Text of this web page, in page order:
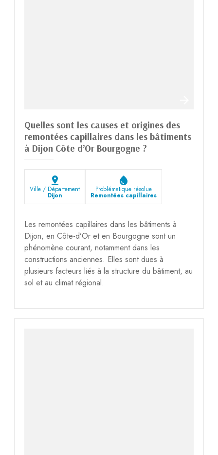
Quelles sont les causes et origines des
remontées capillaires dans les bâtiments
à Dijon Côte d’Or Bourgogne ?
pin_drop
Ville / Département
Dijon
water_drop
Problématique résolue
Remontées capillaires
Les remontées capillaires dans les bâtiments à
Dijon, en Côte-d’Or et en Bourgogne sont un
phénomène courant, notamment dans les
constructions anciennes. Elles sont dues à
plusieurs facteurs liés à la structure du bâtiment, au
sol et au climat régional.